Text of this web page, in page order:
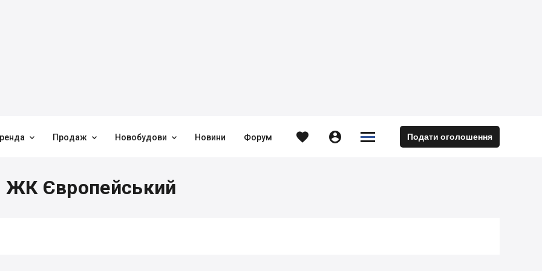
 Продаж  Новобудови  Новини Форум   

 Подати оголошення
ЖК Європейський